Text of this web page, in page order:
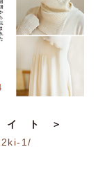
イト＞
1/